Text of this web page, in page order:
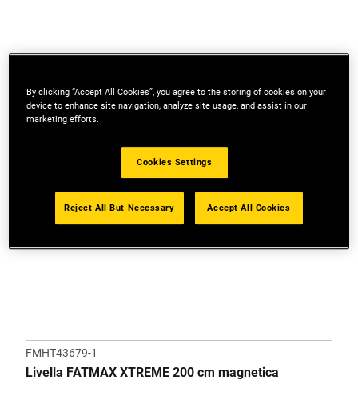
FMHT43679-1
Livella FATMAX XTREME 200 cm magnetica
By clicking “Accept All Cookies”, you agree to the storing of cookies on your
device to enhance site navigation, analyze site usage, and assist in our
marketing efforts.
Cookies Settings
Reject All But Necessary Accept All Cookies